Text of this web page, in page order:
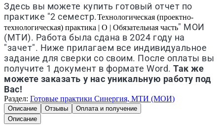
Здесь вы можете купить готовый отчет по
практике "2 семестр.Технологическая (проектно-
технологическая) практика | О | Обязательная часть" МОИ
(МТИ). Работа была сдана в 2024 году на
"зачет". Ниже прилагаем все индивидуальное
задание для сверки со своим. После оплаты вы
получите 1 документ в формате Word.Так же
можете заказать у нас уникальную работу под
Вас!
Раздел: Готовые практики Синергия, МТИ (МОИ)
Описание Отзывы
Оплата и получение
Описание